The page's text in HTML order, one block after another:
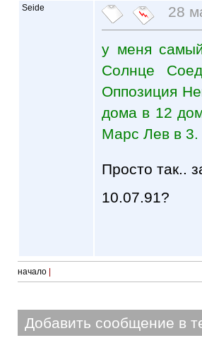
Seide 28
у меня
Солнце
Оппозиция
дома в 12
Марс Лев в
Просто так..
10.07.91?
начало
Добавить сообщение в